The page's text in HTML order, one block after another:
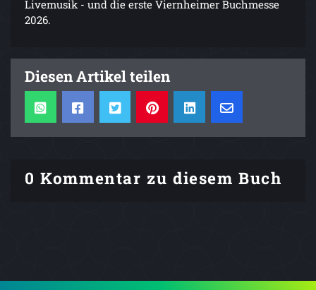
Livemusik - und die erste Viernheimer Buchmesse
2026.
Diesen Artikel teilen
0 Kommentar zu diesem Buch